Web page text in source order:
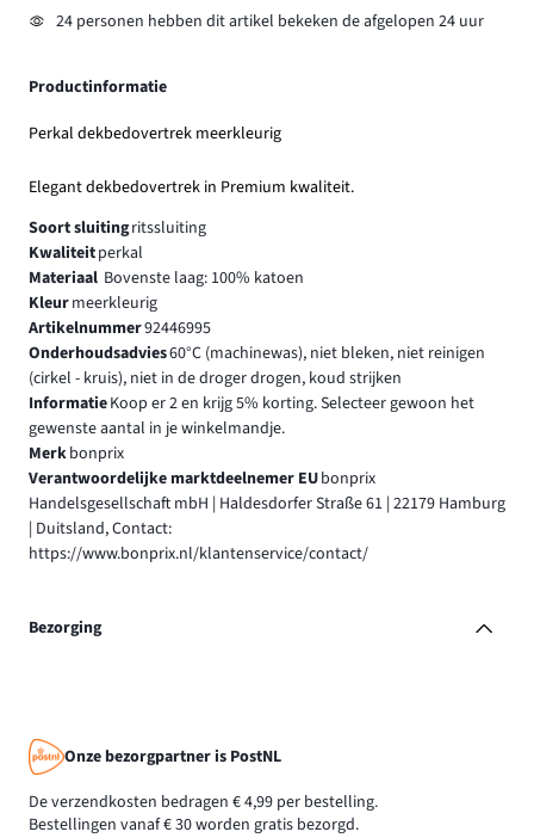
24 personen hebben dit artikel bekeken de afgelopen 24 uur
Productinformatie
Perkal dekbedovertrek meerkleurig
Elegant dekbedovertrek in Premium kwaliteit.
Soort sluitingritssluiting
Kwaliteitperkal
Materiaal Bovenste laag: 100% katoen
Kleurmeerkleurig
Artikelnummer92446995
Onderhoudsadvies60°C (machinewas), niet bleken, niet reinigen
(cirkel - kruis), niet in de droger drogen, koud strijken
InformatieKoop er 2 en krijg 5% korting. Selecteer gewoon het
gewenste aantal in je winkelmandje.
Merkbonprix
Verantwoordelijke marktdeelnemer EUbonprix
Handelsgesellschaft mbH | Haldesdorfer Straße 61 | 22179 Hamburg
| Duitsland, Contact:
https://www.bonprix.nl/klantenservice/contact/
Bezorging
Onze bezorgpartner is PostNL
De verzendkosten bedragen € 4,99 per bestelling.
Bestellingen vanaf € 30 worden gratis bezorgd.